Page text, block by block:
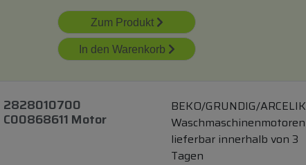
Zum Produkt
In den Warenkorb
2828010700
C00868611 Motor
BEKO/GRUNDIG/ARCELIK
Waschmaschinenmotoren
lieferbar innerhalb von 3
Tagen